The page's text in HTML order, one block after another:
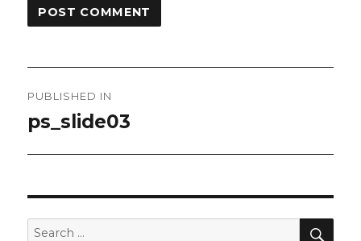
navigation
PUBLISHED IN
ps_slide03
Search